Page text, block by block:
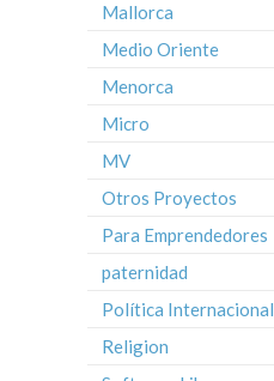
Mallorca
Medio Oriente
Menorca
Micro
MV
Otros Proyectos
Para Emprendedores
paternidad
Política Internacional
Religion